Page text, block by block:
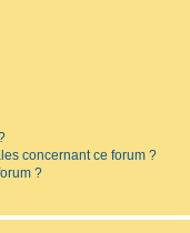
concernant ce forum ?
?